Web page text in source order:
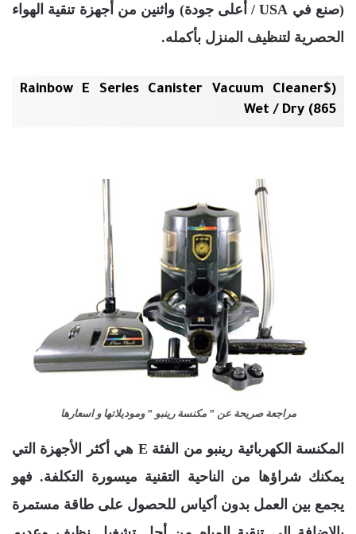
(صنع في USA / أعلى جودة) واثنين من أجهزة تنقية الهواء
الحصرية لتنظيف المنزل بأكمله.
($Rainbow E Series Canister Vacuum Cleaner
Wet / Dry (865
مراجعة صريحة عن ” مكنسة رينبو ” وموديلاتها و اسعارها
المكنسة الكهربائية رينبو من الفئة E هي أكثر الأجهزة التي
يمكنك شراؤها من الناحية التقنية ميسورة التكلفة. فهو
يجمع بين العمل بدون أكياس للحصول على طاقة مستمرة